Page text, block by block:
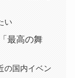
い
最高の舞
の国内イベン